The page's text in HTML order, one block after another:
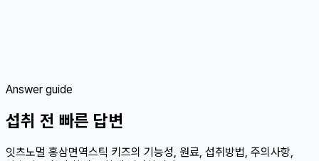
Answer guide
섭취 전 빠른 답변
잇츠노멀 홍삼면역스틱 키즈의 기능성, 원료, 섭취방법, 주의사항,